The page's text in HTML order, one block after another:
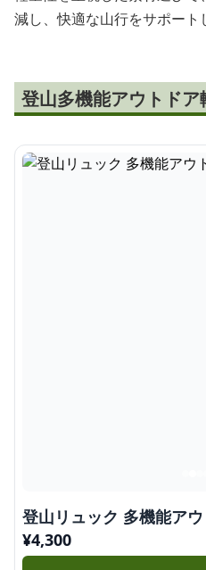
減し、快適な山行をサポート
登山多機能アウトド
登山リュック 多機能ア
¥4,300